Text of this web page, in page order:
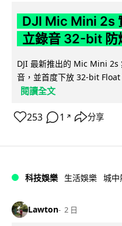
DJI Mic Mini 2s
立錄音 32-bit 防
DJI 最新推出的 Mic Mini 2s
音，並首度下放 32-bit
閱讀全文
253 1 ↗ 分享
科技娛樂 生活娛樂 城中
Lawton 2 日